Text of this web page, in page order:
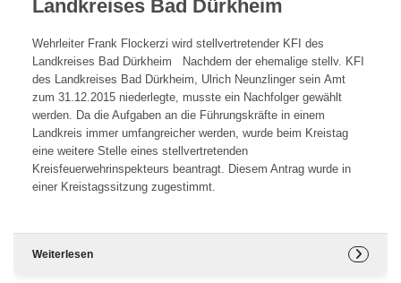
Landkreises Bad Dürkheim
Wehrleiter Frank Flockerzi wird stellvertretender KFI des
Landkreises Bad Dürkheim Nachdem der ehemalige stellv. KFI
des Landkreises Bad Dürkheim, Ulrich Neunzlinger sein Amt
zum 31.12.2015 niederlegte, musste ein Nachfolger gewählt
werden. Da die Aufgaben an die Führungskräfte in einem
Landkreis immer umfangreicher werden, wurde beim Kreistag
eine weitere Stelle eines stellvertretenden
Kreisfeuerwehrinspekteurs beantragt. Diesem Antrag wurde in
einer Kreistagssitzung zugestimmt.
Weiterlesen